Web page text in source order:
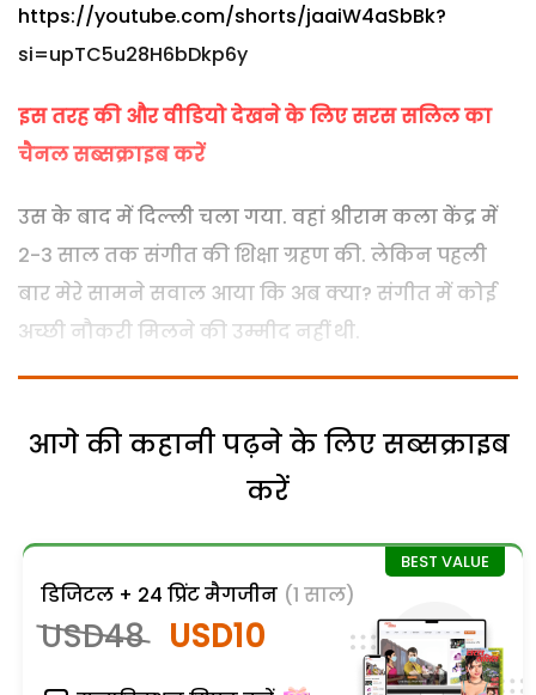
https://youtube.com/shorts/jaaiW4aSbBk?
si=upTC5u28H6bDkp6y
इस तरह की और वीडियो देखने के लिएसरस सलिलका
चैनल सब्सक्राइब करें
उस के बाद में दिल्ली चला गया. वहां श्रीराम कला केंद्र में
2-3 साल तक संगीत की शिक्षा ग्रहण की. लेकिन पहली
बार मेरे सामने सवाल आया कि अब क्या? संगीत में कोई
अच्छी नौकरी मिलने की उम्मीद नहीं थी.
आगे की कहानी पढ़ने के लिए सब्सक्राइब
करें
डिजिटल + 24 प्रिंट मैगजीन (1 साल)
USD48 USD10